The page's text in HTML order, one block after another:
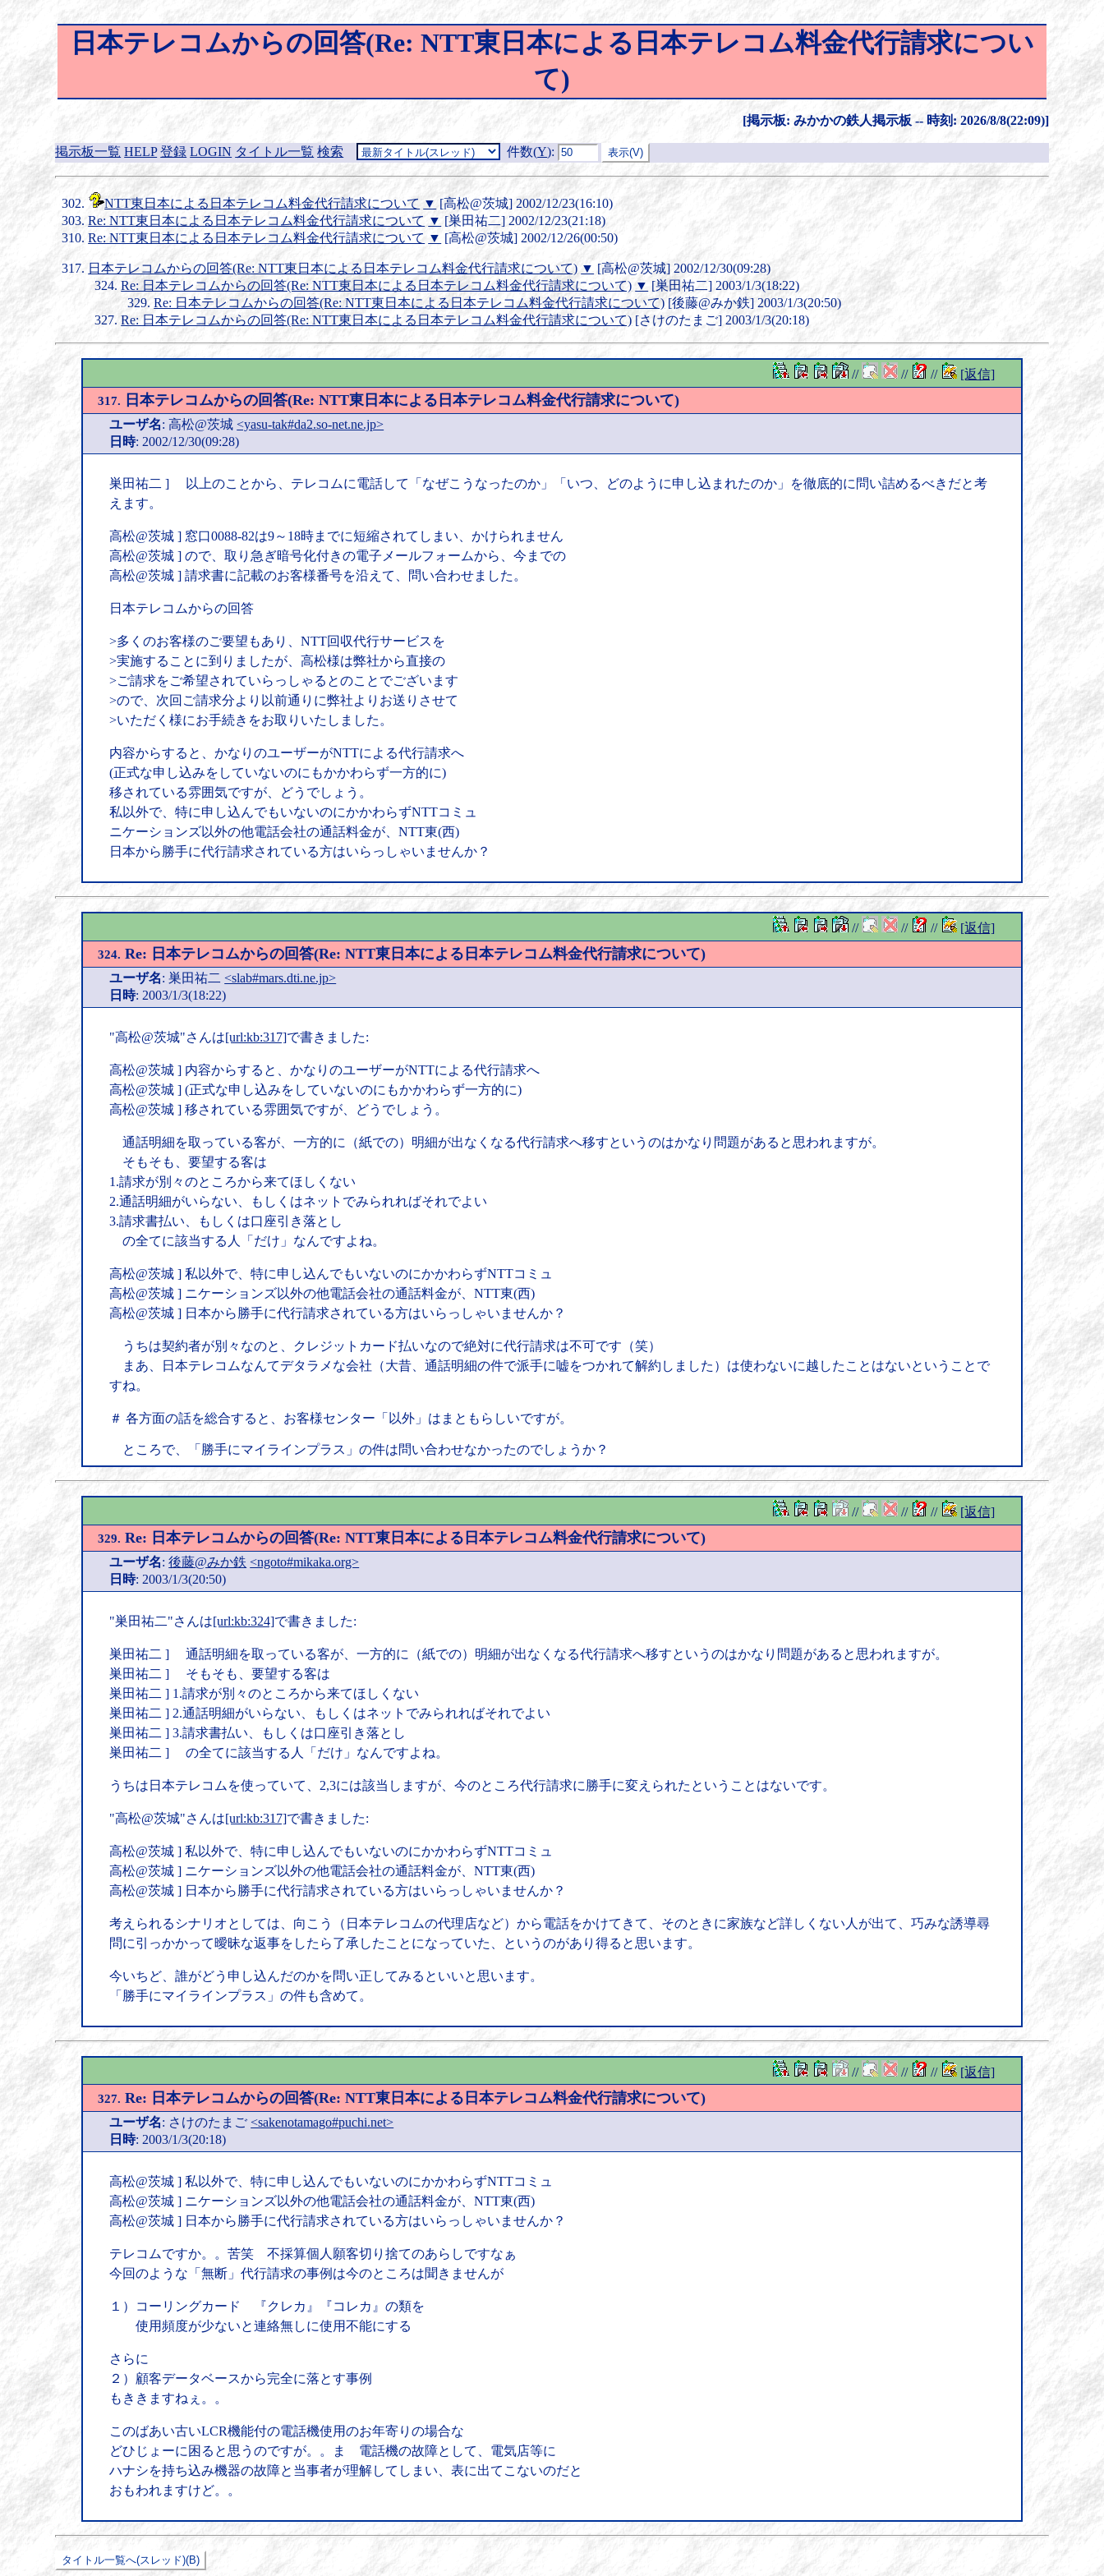
日本テレコムからの回答(Re: NTT東日本による日本テレコム料金代行請求につい
て)
[掲示板: みかかの鉄人掲示板 -- 時刻: 2026/8/8(22:09)]
掲示板一覧 HELP 登録 LOGIN タイトル一覧 検索 件数(Y):
NTT東日本による日本テレコム料金代行請求について ▼ [高松@茨城] 2002/12/23(16:10)
Re: NTT東日本による日本テレコム料金代行請求について ▼ [巣田祐二] 2002/12/23(21:18)
Re: NTT東日本による日本テレコム料金代行請求について ▼ [高松@茨城] 2002/12/26(00:50)
日本テレコムからの回答(Re: NTT東日本による日本テレコム料金代行請求について) ▼ [高松@茨城] 2002/12/30(09:28)
Re: 日本テレコムからの回答(Re: NTT東日本による日本テレコム料金代行請求について) ▼ [巣田祐二] 2003/1/3(18:22)
Re: 日本テレコムからの回答(Re: NTT東日本による日本テレコム料金代行請求について) [後藤@みか鉄] 2003/1/3(20:50)
Re: 日本テレコムからの回答(Re: NTT東日本による日本テレコム料金代行請求について) [さけのたまご] 2003/1/3(20:18)
// // // [返信]
317. 日本テレコムからの回答(Re: NTT東日本による日本テレコム料金代行請求について)
ユーザ名: 高松@茨城 <yasu-tak#da2.so-net.ne.jp>
日時: 2002/12/30(09:28)
巣田祐二 ] 以上のことから、テレコムに電話して「なぜこうなったのか」「いつ、どのように申し込まれたのか」を徹底的に問い詰めるべきだと考
えます。
高松@茨城 ] 窓口0088-82は9～18時までに短縮されてしまい、かけられません
高松@茨城 ] ので、取り急ぎ暗号化付きの電子メールフォームから、今までの
高松@茨城 ] 請求書に記載のお客様番号を沿えて、問い合わせました。
日本テレコムからの回答
>多くのお客様のご要望もあり、NTT回収代行サービスを
>実施することに到りましたが、高松様は弊社から直接の
>ご請求をご希望されていらっしゃるとのことでございます
>ので、次回ご請求分より以前通りに弊社よりお送りさせて
>いただく様にお手続きをお取りいたしました。
内容からすると、かなりのユーザーがNTTによる代行請求へ
(正式な申し込みをしていないのにもかかわらず一方的に)
移されている雰囲気ですが、どうでしょう。
私以外で、特に申し込んでもいないのにかかわらずNTTコミュ
ニケーションズ以外の他電話会社の通話料金が、NTT東(西)
日本から勝手に代行請求されている方はいらっしゃいませんか？
// // // [返信]
324. Re: 日本テレコムからの回答(Re: NTT東日本による日本テレコム料金代行請求について)
ユーザ名: 巣田祐二 <slab#mars.dti.ne.jp>
日時: 2003/1/3(18:22)
"高松@茨城"さんは[url:kb:317]で書きました:
高松@茨城 ] 内容からすると、かなりのユーザーがNTTによる代行請求へ
高松@茨城 ] (正式な申し込みをしていないのにもかかわらず一方的に)
高松@茨城 ] 移されている雰囲気ですが、どうでしょう。
通話明細を取っている客が、一方的に（紙での）明細が出なくなる代行請求へ移すというのはかなり問題があると思われますが。
そもそも、要望する客は
1.請求が別々のところから来てほしくない
2.通話明細がいらない、もしくはネットでみられればそれでよい
3.請求書払い、もしくは口座引き落とし
の全てに該当する人「だけ」なんですよね。
高松@茨城 ] 私以外で、特に申し込んでもいないのにかかわらずNTTコミュ
高松@茨城 ] ニケーションズ以外の他電話会社の通話料金が、NTT東(西)
高松@茨城 ] 日本から勝手に代行請求されている方はいらっしゃいませんか？
うちは契約者が別々なのと、クレジットカード払いなので絶対に代行請求は不可です（笑）
まあ、日本テレコムなんてデタラメな会社（大昔、通話明細の件で派手に嘘をつかれて解約しました）は使わないに越したことはないということで
すね。
＃ 各方面の話を総合すると、お客様センター「以外」はまともらしいですが。
ところで、「勝手にマイラインプラス」の件は問い合わせなかったのでしょうか？
// // // [返信]
329. Re: 日本テレコムからの回答(Re: NTT東日本による日本テレコム料金代行請求について)
ユーザ名:後藤@みか鉄 <ngoto#mikaka.org>
日時: 2003/1/3(20:50)
"巣田祐二"さんは[url:kb:324]で書きました:
巣田祐二 ] 通話明細を取っている客が、一方的に（紙での）明細が出なくなる代行請求へ移すというのはかなり問題があると思われますが。
巣田祐二 ] そもそも、要望する客は
巣田祐二 ] 1.請求が別々のところから来てほしくない
巣田祐二 ] 2.通話明細がいらない、もしくはネットでみられればそれでよい
巣田祐二 ] 3.請求書払い、もしくは口座引き落とし
巣田祐二 ] の全てに該当する人「だけ」なんですよね。
うちは日本テレコムを使っていて、2,3には該当しますが、今のところ代行請求に勝手に変えられたということはないです。
"高松@茨城"さんは[url:kb:317]で書きました:
高松@茨城 ] 私以外で、特に申し込んでもいないのにかかわらずNTTコミュ
高松@茨城 ] ニケーションズ以外の他電話会社の通話料金が、NTT東(西)
高松@茨城 ] 日本から勝手に代行請求されている方はいらっしゃいませんか？
考えられるシナリオとしては、向こう（日本テレコムの代理店など）から電話をかけてきて、そのときに家族など詳しくない人が出て、巧みな誘導尋
問に引っかかって曖昧な返事をしたら了承したことになっていた、というのがあり得ると思います。
今いちど、誰がどう申し込んだのかを問い正してみるといいと思います。
「勝手にマイラインプラス」の件も含めて。
// // // [返信]
327. Re: 日本テレコムからの回答(Re: NTT東日本による日本テレコム料金代行請求について)
ユーザ名: さけのたまご <sakenotamago#puchi.net>
日時: 2003/1/3(20:18)
高松@茨城 ] 私以外で、特に申し込んでもいないのにかかわらずNTTコミュ
高松@茨城 ] ニケーションズ以外の他電話会社の通話料金が、NTT東(西)
高松@茨城 ] 日本から勝手に代行請求されている方はいらっしゃいませんか？
テレコムですか。。苦笑 不採算個人願客切り捨てのあらしですなぁ
今回のような「無断」代行請求の事例は今のところは聞きませんが
１）コーリングカード 『クレカ』『コレカ』の類を
使用頻度が少ないと連絡無しに使用不能にする
さらに
２）顧客データベースから完全に落とす事例
もききますねぇ。。
このばあい古いLCR機能付の電話機使用のお年寄りの場合な
どひじょーに困ると思うのですが。。ま 電話機の故障として、電気店等に
ハナシを持ち込み機器の故障と当事者が理解してしまい、表に出てこないのだと
おもわれますけど。。